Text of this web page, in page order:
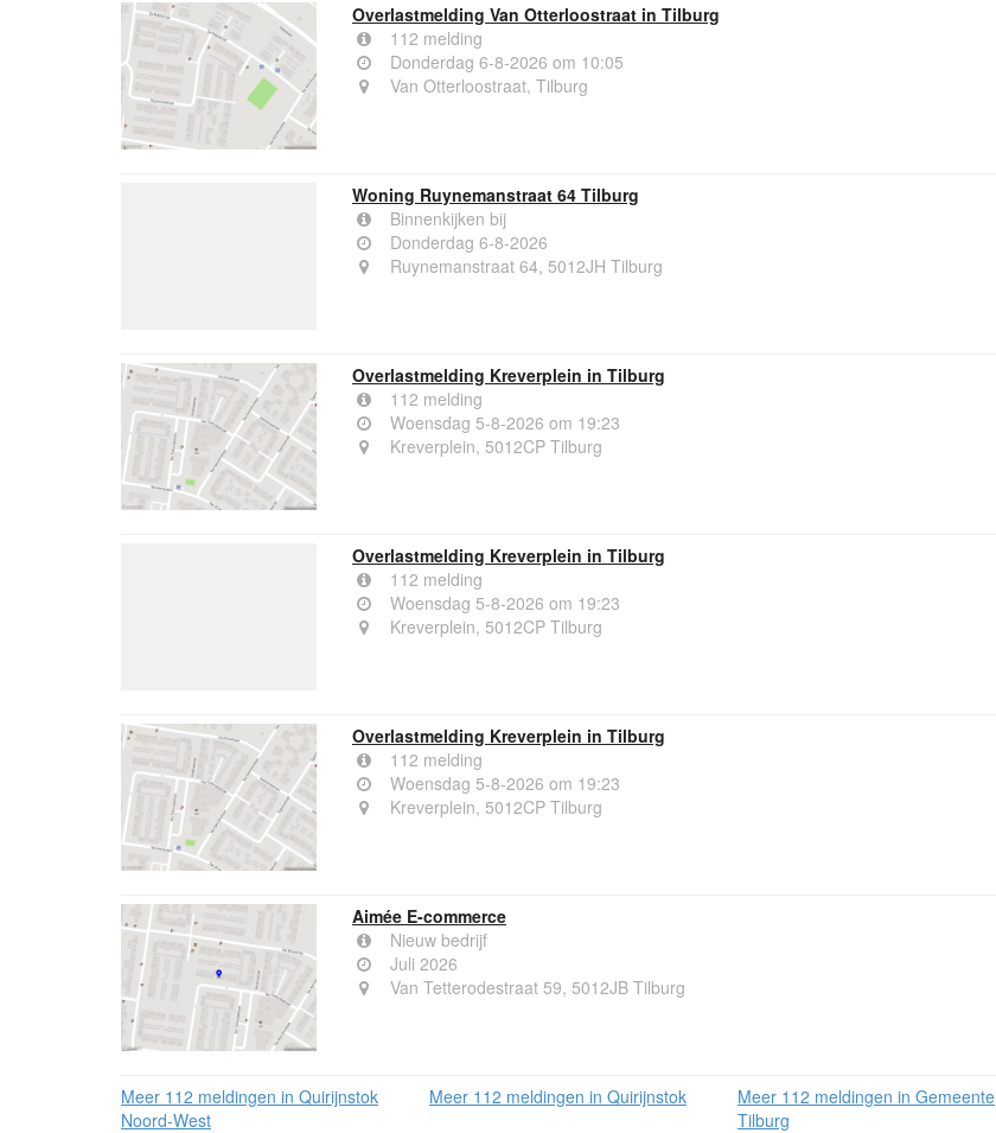
Overlastmelding Van Otterloostraat in Tilburg
112 melding
Donderdag 6-8-2026 om 10:05
Van Otterloostraat, Tilburg
Woning Ruynemanstraat 64 Tilburg
Binnenkijken bij
Donderdag 6-8-2026
Ruynemanstraat 64, 5012JH Tilburg
Overlastmelding Kreverplein in Tilburg
112 melding
Woensdag 5-8-2026 om 19:23
Kreverplein, 5012CP Tilburg
Overlastmelding Kreverplein in Tilburg
112 melding
Woensdag 5-8-2026 om 19:23
Kreverplein, 5012CP Tilburg
Overlastmelding Kreverplein in Tilburg
112 melding
Woensdag 5-8-2026 om 19:23
Kreverplein, 5012CP Tilburg
Aimée E-commerce
Nieuw bedrijf
Juli 2026
Van Tetterodestraat 59, 5012JB Tilburg
Meer 112 meldingen in Quirijnstok
Noord-West
Meer 112 meldingen in Quirijnstok
Meer 112 meldingen in Gemeente
Tilburg